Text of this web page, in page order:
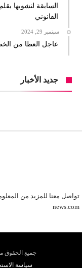
السابقة لنشوبها
القانوني
سبتمبر 29, 2024
عاجل العطا من
جديد الأخبار
news.com
جميع الحقوق
سياسة